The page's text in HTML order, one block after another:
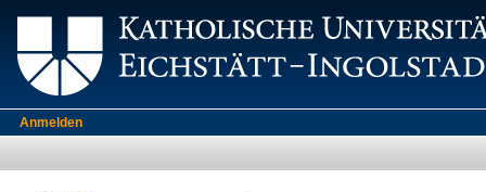
Anmelden